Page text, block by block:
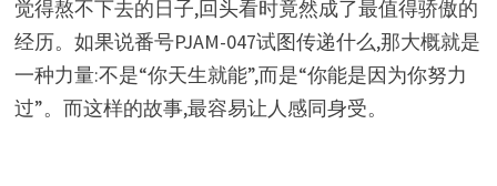
觉得熬不下去的日子,回头看时竟然成了最值得骄傲的
经历。如果说番号PJAM-047试图传递什么,那大概就是
一种力量:不是“你天生就能”,而是“你能是因为你努力
过”。而这样的故事,最容易让人感同身受。